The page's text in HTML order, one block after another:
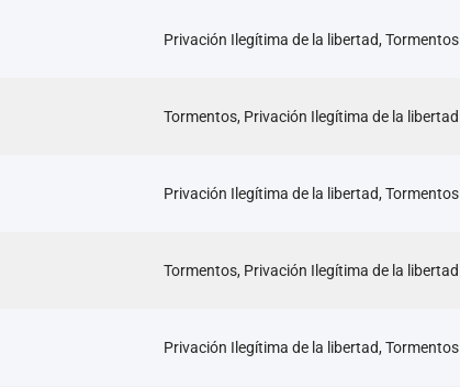
Privación Ilegítima de la libertad, Tormentos
Tormentos, Privación Ilegítima de la libertad
Privación Ilegítima de la libertad, Tormentos
Tormentos, Privación Ilegítima de la libertad
Privación Ilegítima de la libertad, Tormentos